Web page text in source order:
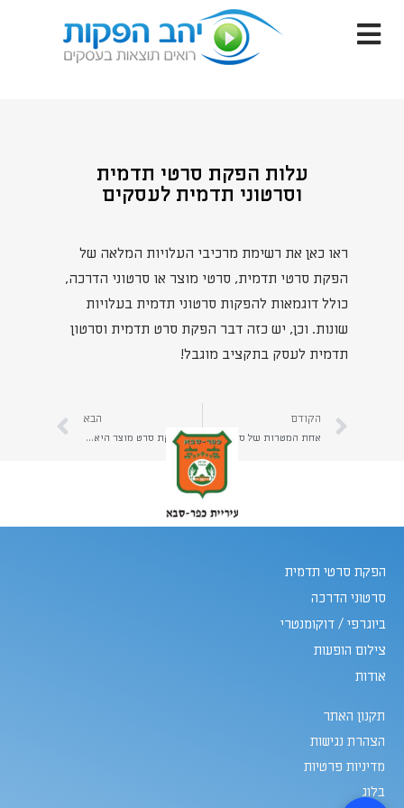
עלות הפקת סרטי תדמית
וסרטוני תדמית לעסקים
ראו כאן את רשימת מרכיבי העלויות המלאה של
הפקת סרטי תדמית, סרטי מוצר או סרטוני הדרכה,
כולל דוגמאות להפקות סרטוני תדמית בעלויות
שונות. וכן, יש כזה דבר הפקת סרט תדמית וסרטון
תדמית לעסק בתקציב מוגבל!
הקודם
אחת המטרות של סרטי תדמית היא לדמות חוויית משתמש
הבא
מתי הפקת סרט מוצר היא הכרחית?
הפקת סרטי תדמית
סרטוני הדרכה
ביוגרפי / דוקומנטרי
צילום הופעות
אודות
תקנון האתר
הצהרת נגישות
מדיניות פרטיות
בלוג